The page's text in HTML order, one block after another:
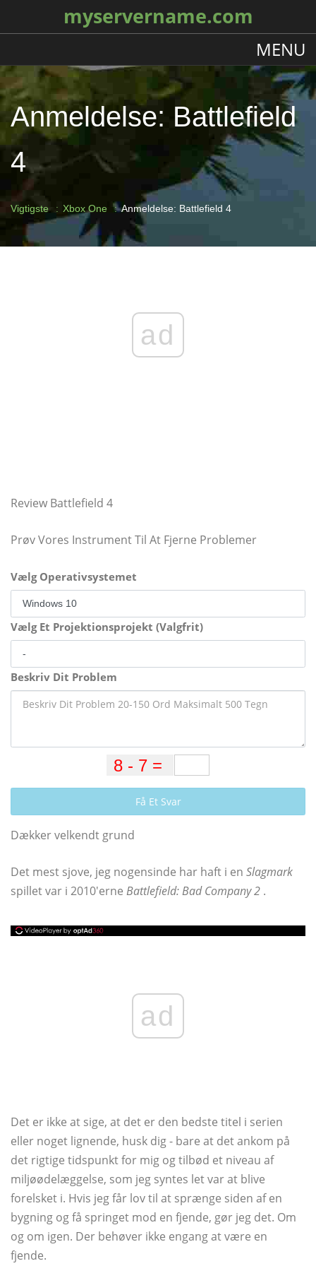
myservername.com
MENU
Anmeldelse: Battlefield
4
Vigtigste Xbox One Anmeldelse: Battlefield 4
ad
Review Battlefield 4
Prøv Vores Instrument Til At Fjerne Problemer
Vælg Operativsystemet
Vælg Et Projektionsprojekt (Valgfrit)
Beskriv Dit Problem
Få Et Svar
Dækker velkendt grund
Det mest sjove, jeg nogensinde har haft i en Slagmark
spillet var i 2010'erne Battlefield: Bad Company 2 .
ad
Det er ikke at sige, at det er den bedste titel i serien
eller noget lignende, husk dig - bare at det ankom på
det rigtige tidspunkt for mig og tilbød et niveau af
miljøødelæggelse, som jeg syntes let var at blive
forelsket i. Hvis jeg får lov til at sprænge siden af ​​en
bygning og få springet mod en fjende, gør jeg det. Om
og om igen. Der behøver ikke engang at være en
fjende.